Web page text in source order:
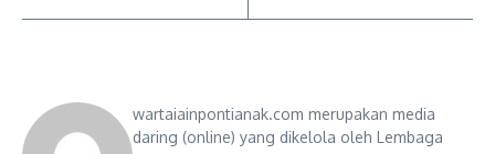
wartaiainpontianak.com merupakan media
daring (online) yang dikelola oleh Lembaga